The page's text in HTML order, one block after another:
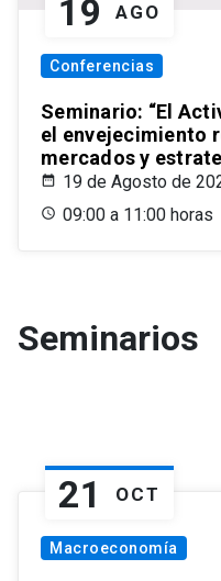
19 AGO
Conferencias
Seminario: “El
el envejecimiento
mercados y
19 de Agosto de
09:00 a 11:00 horas
Seminarios
21 OCT
Macroeconomía